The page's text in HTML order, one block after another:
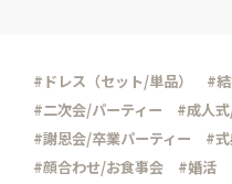
#ドレス（セット/単品）
#
#二次会/パーティー
#成人
#謝恩会/卒業パーティー
#
#顔合わせ/お食事会
#婚活